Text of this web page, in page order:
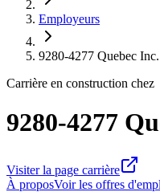
Employeurs
9280-4277 Quebec Inc.
Carrière en construction chez
9280-4277
Visiter la page carrière
À proposVoir les offres